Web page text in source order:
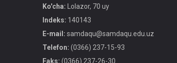
Ko'cha: Lolazor, 70 uy
Indeks: 140143
E-mail: samdaqu@samdaqu.edu.uz
Telefon: (0366) 237-15-93
Faks: (0366) 237-26-30